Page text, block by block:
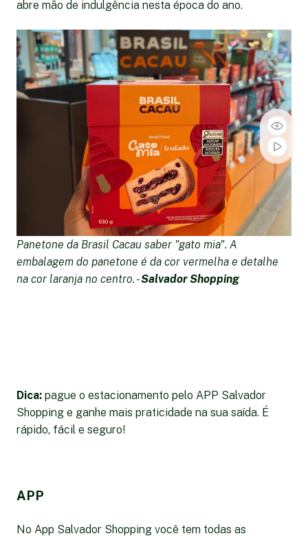
abre mão de indulgência nesta época do ano.
Panetone da Brasil Cacau saber "gato mia". A
embalagem do panetone é da cor vermelha e detalhe
na cor laranja no centro. -Salvador Shopping
Dica: pague o estacionamento pelo APP Salvador
Shopping e ganhe mais praticidade na sua saída. É
rápido, fácil e seguro!
APP
No App Salvador Shopping você tem todas as